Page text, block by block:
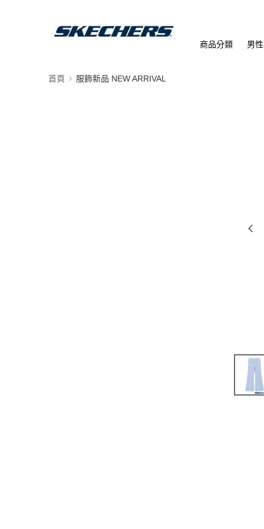
商品分類 男
首頁 服飾新品 NEW ARRIVAL